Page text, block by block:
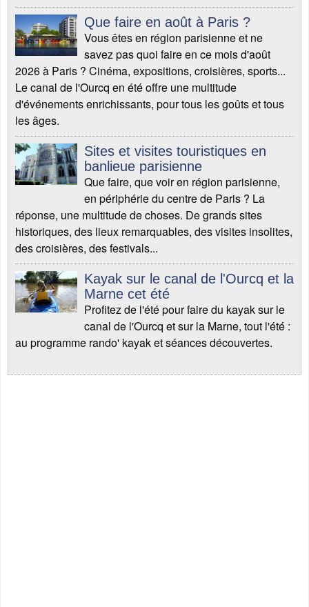
Que faire en août à Paris ?
Vous êtes en région parisienne et ne
savez pas quoi faire en ce mois d'août
2026 à Paris ? Cinéma, expositions, croisières, sports...
Le canal de l'Ourcq en été offre une multitude
d'événements enrichissants, pour tous les goûts et tous
les âges.
Sites et visites touristiques en
banlieue parisienne
Que faire, que voir en région parisienne,
en périphérie du centre de Paris ? La
réponse, une multitude de choses. De grands sites
historiques, des lieux remarquables, des visites insolites,
des croisières, des festivals...
Kayak sur le canal de l'Ourcq et la
Marne cet été
Profitez de l'été pour faire du kayak sur le
canal de l'Ourcq et sur la Marne, tout l'été :
au programme rando' kayak et séances découvertes.